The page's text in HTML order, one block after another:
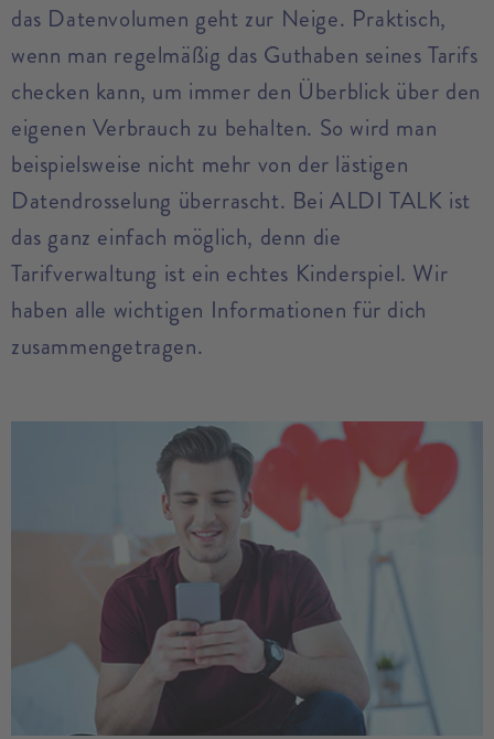
das Datenvolumen geht zur Neige. Praktisch,
wenn man regelmäßig das Guthaben seines Tarifs
checken kann, um immer den Überblick über den
eigenen Verbrauch zu behalten. So wird man
beispielsweise nicht mehr von der lästigen
Datendrosselung überrascht. Bei ALDI TALK ist
das ganz einfach möglich, denn die
Tarifverwaltung ist ein echtes Kinderspiel. Wir
haben alle wichtigen Informationen für dich
zusammengetragen.